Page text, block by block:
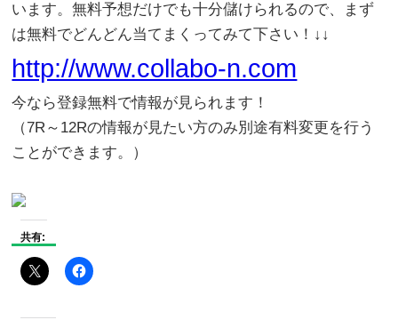
います。無料予想だけでも十分儲けられるので、まず
は無料でどんどん当てまくってみて下さい！↓↓
http://www.collabo-n.com
今なら登録無料で情報が見られます！
（7R～12Rの情報が見たい方のみ別途有料変更を行う
ことができます。）
共有: